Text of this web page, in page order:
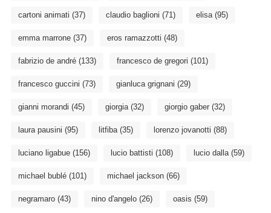
cartoni animati (37) claudio baglioni (71) elisa(95)
emma marrone(37) eros ramazzotti (48)
fabrizio de andré(133) francesco de gregori (101)
francesco guccini (73) gianluca grignani (29)
gianni morandi (45) giorgia(32) giorgio gaber(32)
laura pausini (95) litfiba(35) lorenzo jovanotti (88)
luciano ligabue(156) lucio battisti (108) lucio dalla(59)
michael bublé(101) michael jackson(66)
negramaro(43) nino d'angelo(26) oasis (59)